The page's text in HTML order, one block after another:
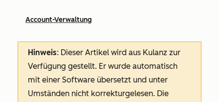
Account-Verwaltung
Hinweis: Dieser Artikel wird aus Kulanz zur
Verfügung gestellt. Er wurde automatisch
mit einer Software übersetzt und unter
Umständen nicht korrekturgelesen. Die